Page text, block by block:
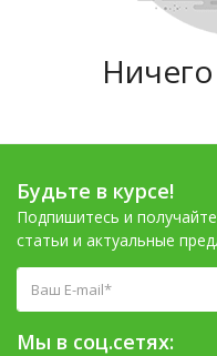
Будьте в курсе!
Подпишитесь и
статьи и актуальные
Мы в соц.сетях: